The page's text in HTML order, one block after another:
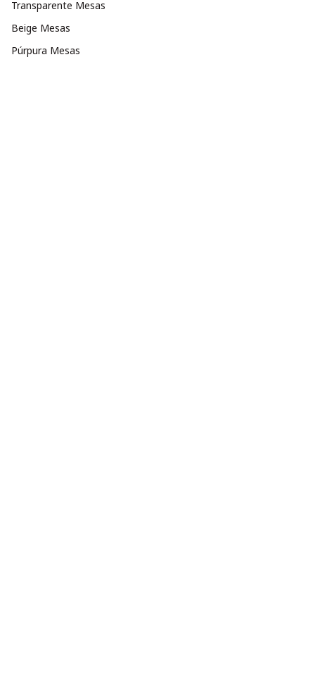
Transparente Mesas
Beige Mesas
Púrpura Mesas